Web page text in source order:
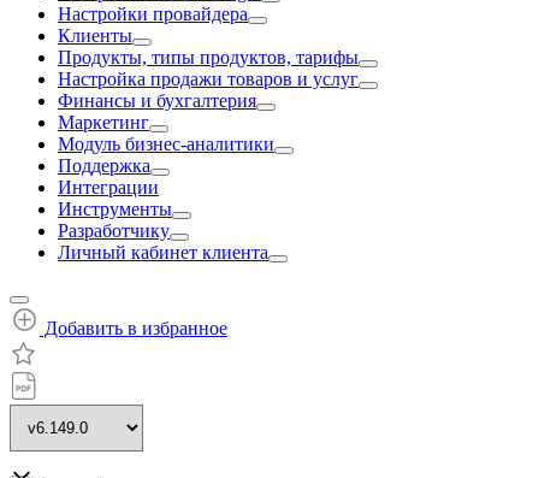
Настройки провайдера
Клиенты
Продукты, типы продуктов, тарифы
Настройка продажи товаров и услуг
Финансы и бухгалтерия
Маркетинг
Модуль бизнес-аналитики
Поддержка
Интеграции
Инструменты
Разработчику
Личный кабинет клиента
Добавить в избранное